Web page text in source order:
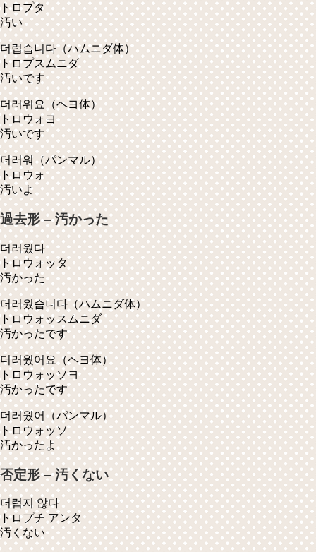
トロプタ
汚い
더럽습니다（ハムニダ体）
トロプスムニダ
汚いです
더러워요 （ヘヨ体）
トロウォヨ
汚いです
더러워（パンマル）
トロウォ
汚いよ
過去形 – 汚かった
더러웠다
トロウォッタ
汚かった
더러웠습니다（ハムニダ体）
トロウォッスムニダ
汚かったです
더러웠어요（ヘヨ体）
トロウォッソヨ
汚かったです
더러웠어 （パンマル）
トロウォッソ
汚かったよ
否定形 – 汚くない
더럽지 않다
トロプチ アンタ
汚くない